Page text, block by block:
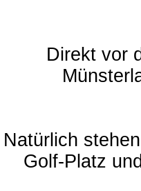
Direkt vor
Natürlich
Golf-Platz